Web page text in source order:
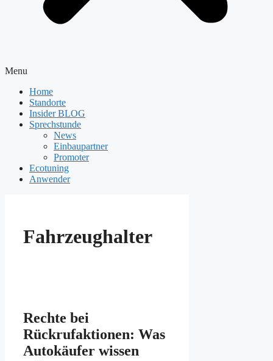
Menu
Home
Standorte
Insider BLOG
Sprechstunde
News
Einbaupartner
Promoter
Ecotuning
Anwender
Fahrzeughalter
Rechte bei
Rückrufaktionen: Was
Autokäufer wissen